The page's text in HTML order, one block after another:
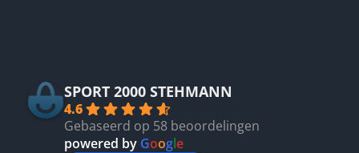
SPORT 2000 STEHMANN
4.6
Gebaseerd op 58 beoordelingen
powered by Google